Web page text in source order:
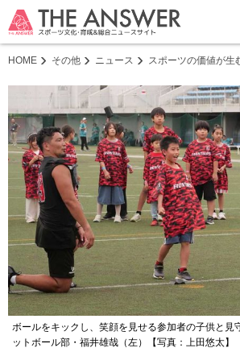
HOME その他 ニュース スポーツの価値が
ボールをキックし、笑顔を見せる参加者の子供と見
ットボール部・福井雄哉（左）【写真：上田悠太】